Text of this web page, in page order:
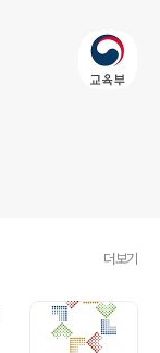
더보기